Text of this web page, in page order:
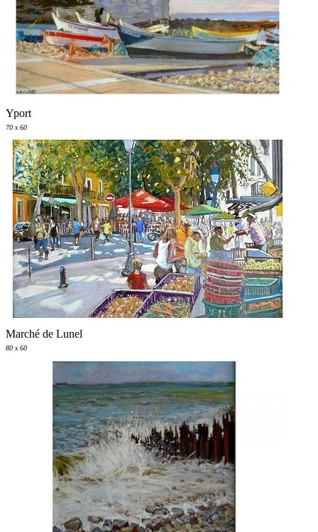
Yport
70 x 60
Marché de Lunel
80 x 60